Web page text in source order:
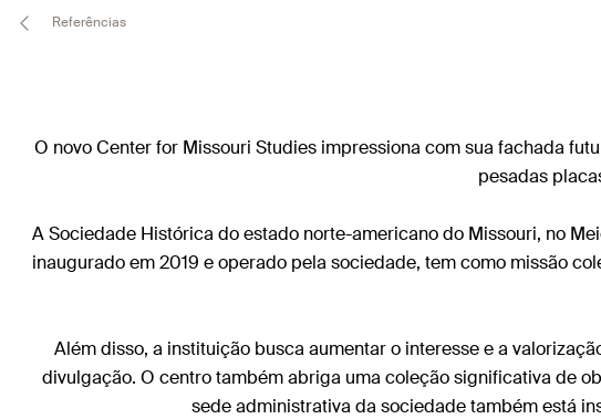
Referências
O novo Center for Missouri Studies impressiona com sua fachada
pesadas
A Sociedade Histórica do estado norte-americano do Missouri, no
inaugurado em 2019 e operado pela sociedade, tem como missão
Além disso, a instituição busca aumentar o interesse e a
divulgação. O centro também abriga uma coleção significativa de
sede administrativa da sociedade também está